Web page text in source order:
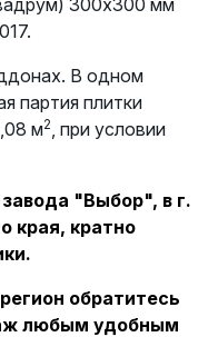
В одном
партия плитки
м2 , при условии
"Выбор", в г.
края, кратно
обратитесь
любым удобным